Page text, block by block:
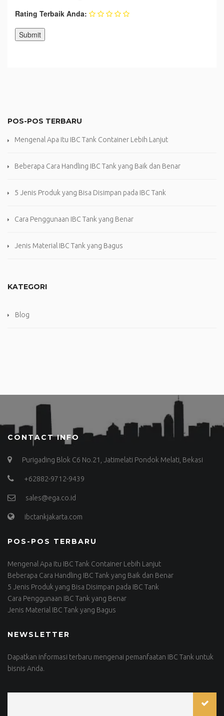
Rating Terbaik Anda:
POS-POS TERBARU
Mengenal Apa Itu IBC Tank Container Lebih Lanjut
Beberapa Cara Handling IBC Tank yang Baik dan Benar
5 Jenis Produk yang Bisa Disimpan pada IBC Tank
Cara Penggunaan IBC Tank yang Benar
Jenis Material IBC Tank yang Bagus
KATEGORI
Blog
CONTACT INFO
Purigading Blok C6 No.21, Jatimelati Pondok Melati, Bekasi
+62882-9712-9439
sales@ega.co.id
ibctankjakarta.com
POS-POS TERBARU
Mengenal Apa Itu IBC Tank Container Lebih Lanjut
Beberapa Cara Handling IBC Tank yang Baik dan Benar
5 Jenis Produk yang Bisa Disimpan pada IBC Tank
Cara Penggunaan IBC Tank yang Benar
Jenis Material IBC Tank yang Bagus
NEWSLETTER
Dapatkan informasi terbaru mengenai pemanfaatan IBC Tank untuk
bisnis Anda.